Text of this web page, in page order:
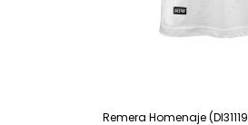
Remera Homenaje